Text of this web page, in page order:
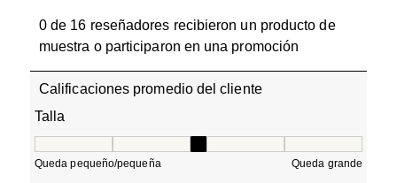
0 de 16 reseñadores recibieron un producto de
muestra o participaron en una promoción
Calificaciones promedio del cliente
Talla
Queda pequeño/pequeña Queda grande